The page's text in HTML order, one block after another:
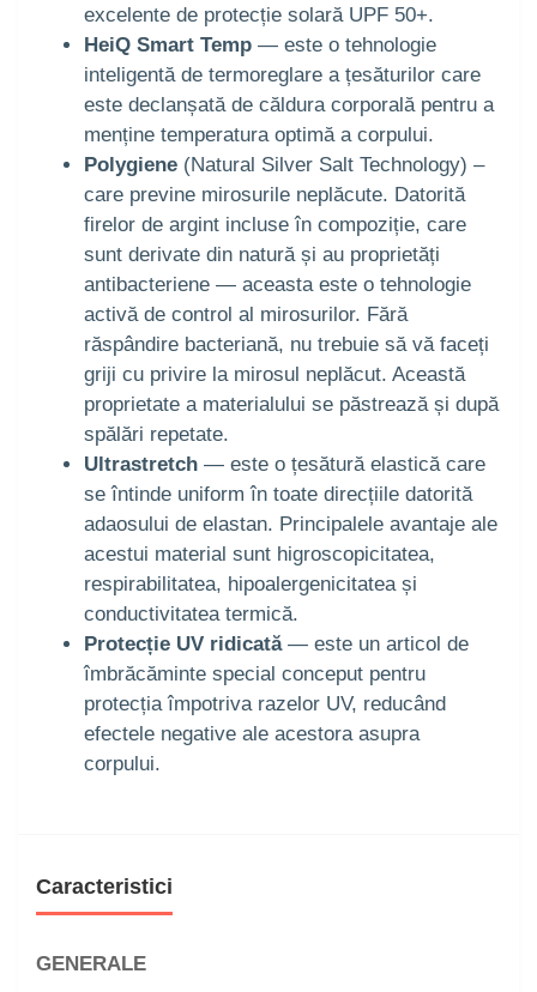
excelente de protecție solară UPF 50+.
HeiQ Smart Temp — este o tehnologie
inteligentă de termoreglare a țesăturilor care
este declanșată de căldura corporală pentru a
menține temperatura optimă a corpului.
Polygiene (Natural Silver Salt Technology) –
care previne mirosurile neplăcute. Datorită
firelor de argint incluse în compoziție, care
sunt derivate din natură și au proprietăți
antibacteriene — aceasta este o tehnologie
activă de control al mirosurilor. Fără
răspândire bacteriană, nu trebuie să vă faceți
griji cu privire la mirosul neplăcut. Această
proprietate a materialului se păstrează și după
spălări repetate.
Ultrastretch — este o țesătură elastică care
se întinde uniform în toate direcțiile datorită
adaosului de elastan. Principalele avantaje ale
acestui material sunt higroscopicitatea,
respirabilitatea, hipoalergenicitatea și
conductivitatea termică.
Protecție UV ridicată— este un articol de
îmbrăcăminte special conceput pentru
protecția împotriva razelor UV, reducând
efectele negative ale acestora asupra
corpului.
Caracteristici
GENERALE